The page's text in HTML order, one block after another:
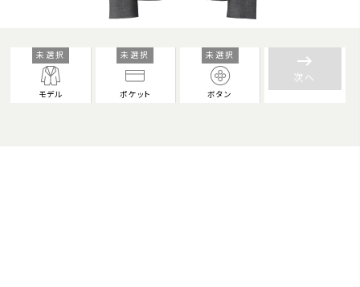
モデル
未選択
ポケット
未選択
ボタン
未選択 keyboard_backspace
次へ